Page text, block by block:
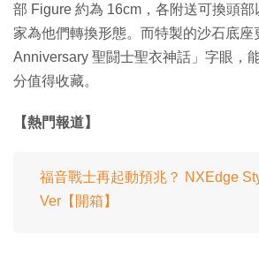
部 Figure 約為 16cm，各附送可換頭
家為他們轉換形態。而特製的沙石底座
Anniversary 聖闘士聖衣神話」字眼，
分值得收藏。
【熱門報道】
福音戰士再起動預兆？ NXEdge
Ver【開箱】